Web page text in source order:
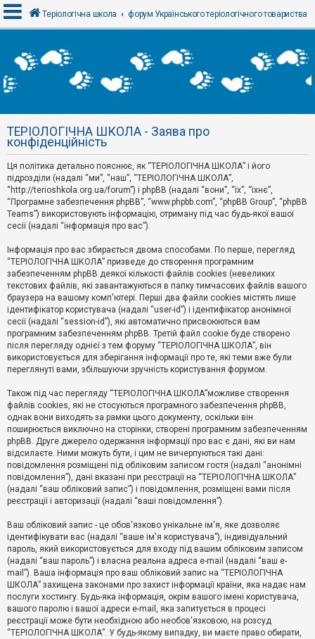
х
і
Р
е
с
т
р
а
ц
і
я
Т
е
м
и
б
е
з
в
і
д
о
і
д
е
й
А
т
и
в
е
м
и
П
о
ш
у
Теріологічна школа форум Українського теріологічного товариства
ТЕРІОЛОГІЧНА ШКОЛА - Заява про
конфіденційність
Ця політика детально пояснює, як “ТЕРІОЛОГІЧНА ШКОЛА” і його
підрозділи (надалі “ми”, “наш”, “ТЕРІОЛОГІЧНА ШКОЛА”,
“http://terioshkola.org.ua/forum”) і phpBB (надалі “вони”, “їх”, “їхнє”,
“Програмне забезпечення phpBB”, “www.phpbb.com”, “phpBB Group”, “phpBB
Teams”) використовують інформацію, отриману під час будь-якої вашої
сесії (надалі “інформація про вас”).
Інформація про вас збирається двома способами. По перше, перегляд
“ТЕРІОЛОГІЧНА ШКОЛА” призведе до створення програмним
забезпеченням phpBB деякої кількості файлів cookies (невеликих
текстових файлів, які завантажуються в папку тимчасових файлів вашого
браузера на вашому комп'ютері. Перші два файли cookies містять лише
ідентифікатор користувача (надалі “user-id”) і ідентифікатор анонімної
сесії (надалі “session-id”), які автоматично присвоюються вам
програмним забезпеченням phpBB. Третій файл cookie буде створено
після перегляду однієї з тем форуму “ТЕРІОЛОГІЧНА ШКОЛА”, він
використовується для зберігання інформації про те, які теми вже були
переглянуті вами, збільшуючи зручність користування форумом.
Також під час перегляду “ТЕРІОЛОГІЧНА ШКОЛА”можливе створення
файлів cookies, які не стосуються програмного забезпечення phpBB,
однак вони виходять за рамки цього документу, оскільки він
поширюється виключно на сторінки, створені програмним забезпеченням
phpBB. Друге джерело одержання інформації про вас є дані, які ви нам
відсилаєте. Ними можуть бути, і цим не вичерпуються такі дані:
повідомлення розміщені під обліковим записом гостя (надалі “анонімні
повідомлення”), дані вказані при реєстрації на “ТЕРІОЛОГІЧНА ШКОЛА”
(надалі “ваш обліковий запис”) і повідомлення, розміщені вами після
реєстрації і авторизації (надалі “ваші повідомлення”).
Ваш обліковий запис - це обов'язково унікальне ім'я, яке дозволяє
ідентифікувати вас (надалі “ваше ім'я користувача”), індивідуальний
пароль, який використовується для входу під вашим обліковим записом
(надалі “ваш пароль”) і власна реальна адреса e-mail (надалі “ваш e-
mail”). Ваша інформація про ваш обліковий запис на “ТЕРІОЛОГІЧНА
ШКОЛА” захищена законами про захист інформації країни, яка надає нам
послуги хостингу. Будь-яка інформація, окрім вашого імені користувача,
вашого паролю і вашої адреси e-mail, яка запитується в процесі
реєстрації може бути необхідною або необов'язковою, на розсуд
“ТЕРІОЛОГІЧНА ШКОЛА”. У будь-якому випадку, ви маєте право обирати,